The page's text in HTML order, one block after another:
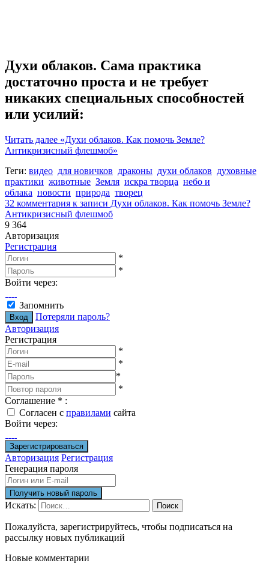
Духи облаков. Сама практика
достаточно проста и не требует
никаких специальных способностей
или усилий:
Читать далее «Духи облаков. Как помочь Земле?
Антикризисный флешмоб»
Теги: видео для новичков драконы духи облаков духовные
практики животные Земля искра творца небо и
облака новости природа творец
32 комментария к записи Духи облаков. Как помочь Земле?
Антикризисный флешмоб
9 364
Авторизация
Регистрация
*
*
Войти через:
Запомнить
Потеряли пароль?
Авторизация
Регистрация
*
*
*
*
Соглашение * :
Согласен с правилами сайта
Войти через:
Авторизация Регистрация
Генерация пароля
Искать: Поиск
Пожалуйста, зарегистрируйтесь, чтобы подписаться на
рассылку новых публикаций
Новые комментарии